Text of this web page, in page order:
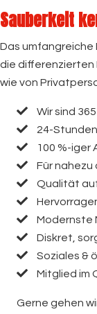
Sauberkeit
Das
die differenzierten
wie von
Wir sind
24-
100 %-iger
Für nahezu
Qualität
Modernste
Diskret,
Soziales &
Mitglied im
Gerne gehen